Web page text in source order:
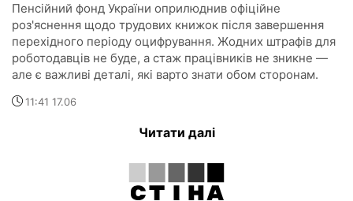
Пенсійний фонд України оприлюднив офіційне
роз'яснення щодо трудових книжок після завершення
перехідного періоду оцифрування. Жодних штрафів для
роботодавців не буде, а стаж працівників не зникне —
але є важливі деталі, які варто знати обом сторонам.
11:41 17.06
Читати далі